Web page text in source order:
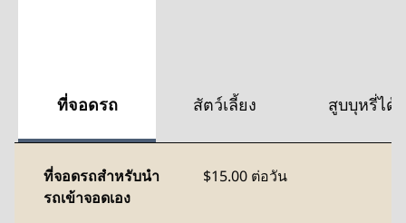
ที่จอดรถ สัตว์เลี้ยง สูบบุหรี่ได้
ที่จอดรถสำหรับนำ
รถเข้าจอดเอง
$15.00 ต่อวัน